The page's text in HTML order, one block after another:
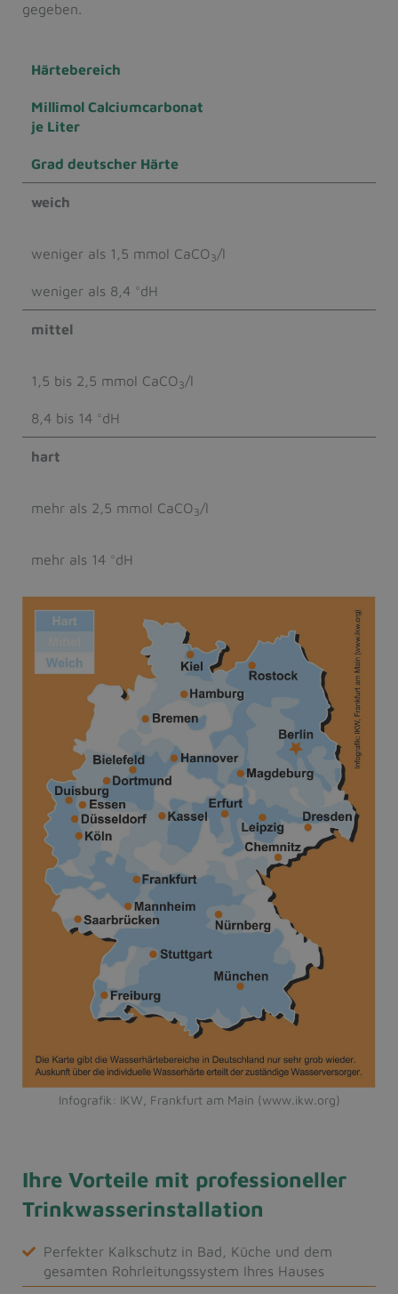
gegeben.
Härtebereich
Millimol Calciumcarbonat
je Liter
Grad deutscher Härte
weich
weniger als 1,5 mmol CaCO3/l
weniger als 8,4 °dH
mittel
1,5 bis 2,5 mmol CaCO3/l
8,4 bis 14 °dH
hart
mehr als 2,5 mmol CaCO3/l
mehr als 14 °dH
Infografik: IKW, Frankfurt am Main (www.ikw.org)
Ihre Vorteile mit professioneller
Trinkwasserinstallation
Perfekter Kalkschutz in Bad, Küche und dem
gesamten Rohrleitungssystem Ihres Hauses